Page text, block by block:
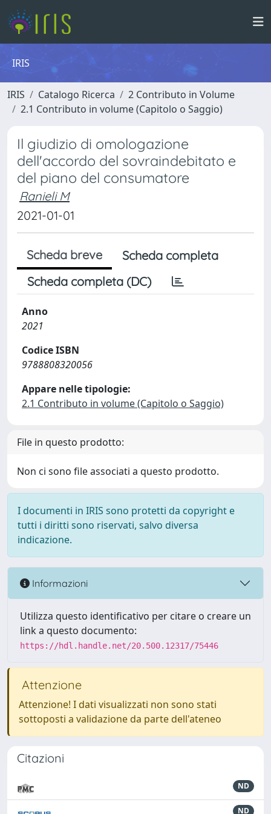
IRIS
IRIS Catalogo Ricerca
2 Contributo in Volume
2.1 Contributo in volume (Capitolo o Saggio)
Il giudizio di omologazione
dell'accordo del sovraindebitato e
del piano del consumatore
Ranieli M
2021-01-01
Scheda breve
Scheda completa
Scheda completa (DC)
Anno
2021
Codice ISBN
9788808320056
Appare nelle tipologie:
2.1 Contributo in volume (Capitolo o Saggio)
File in questo prodotto:
Non ci sono file associati a questo prodotto.
I documenti in IRIS sono protetti da copyright e
tutti i diritti sono riservati, salvo diversa
indicazione.
Informazioni
Utilizza questo identificativo per citare o creare un
link a questo documento:
https://hdl.handle.net/20.500.12317/75446
Attenzione
Attenzione! I dati visualizzati non sono stati
sottoposti a validazione da parte dell'ateneo
Citazioni
ND
ND